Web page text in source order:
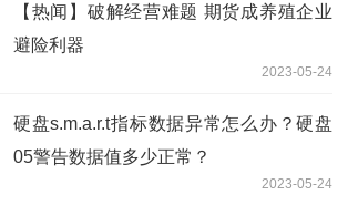
【热闻】破解经营难题 期货成养殖企业
避险利器
2023-05-24
硬盘s.m.a.r.t指标数据异常怎么办？硬盘
05警告数据值多少正常？
2023-05-24